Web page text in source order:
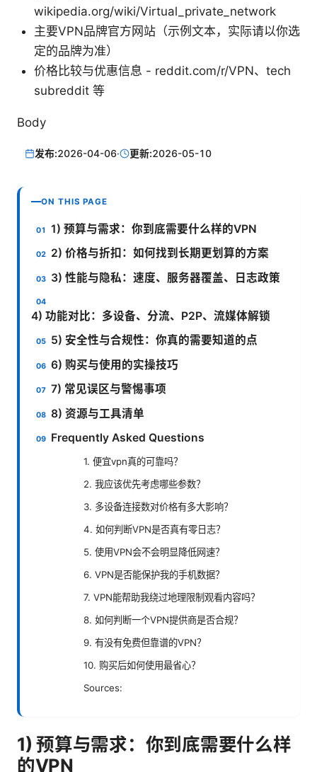
wikipedia.org/wiki/Virtual_private_network
主要VPN品牌官方网站（示例文本，实际请以你选
定的品牌为准）
价格比较与优惠信息 - reddit.com/r/VPN、tech
subreddit 等
Body
发布:2026-04-06· 更新:2026-05-10
ON THIS PAGE
1) 预算与需求：你到底需要什么样的VPN
2) 价格与折扣：如何找到长期更划算的方案
3) 性能与隐私：速度、服务器覆盖、日志政策
4) 功能对比：多设备、分流、P2P、流媒体解锁
5) 安全性与合规性：你真的需要知道的点
6) 购买与使用的实操技巧
7) 常见误区与警惕事项
8) 资源与工具清单
Frequently Asked Questions
1. 便宜vpn真的可靠吗？
2. 我应该优先考虑哪些参数？
3. 多设备连接数对价格有多大影响？
4. 如何判断VPN是否真有零日志？
5. 使用VPN会不会明显降低网速？
6. VPN是否能保护我的手机数据？
7. VPN能帮助我绕过地理限制观看内容吗？
8. 如何判断一个VPN提供商是否合规？
9. 有没有免费但靠谱的VPN？
10. 购买后如何使用最省心？
Sources:
1) 预算与需求：你到底需要什么样
的VPN